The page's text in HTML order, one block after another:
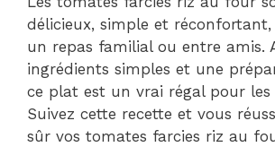
délicieux, simple et
un repas familial ou entre amis.
ingrédients simples et une
ce plat est un vrai régal pour les
Suivez cette recette et vous
sûr vos tomates farcies riz au